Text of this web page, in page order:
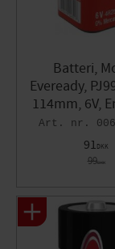
Batteri,
Eveready,
114mm, 6V,
91DKK
99DKK